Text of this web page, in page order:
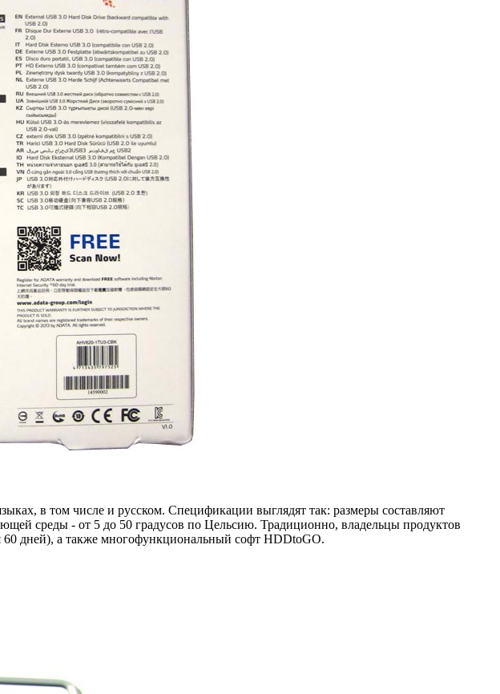
в том числе и русском. Спецификации выглядят так: размеры составляют
среды - от 5 до 50 градусов по Цельсию. Традиционно, владельцы продуктов
дней), а также многофункциональный софт HDDtoGO.